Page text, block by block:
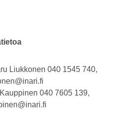
Liukkonen 040 1545 740,
040 7605 139,